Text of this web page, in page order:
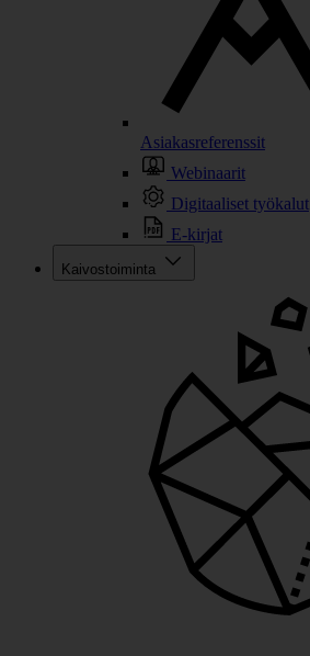
Asiakasreferenssit
Webinaarit
Digitaaliset työkalut
E-kirjat
Kaivostoiminta